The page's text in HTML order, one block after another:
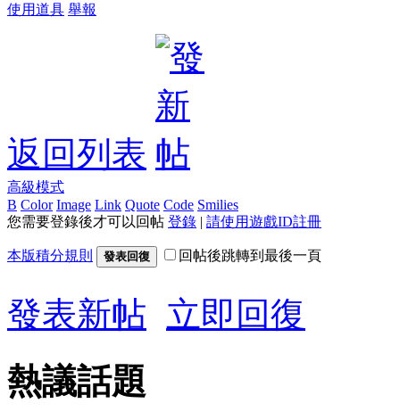
使用道具 舉報
返回列表
高級模式
B Color Image Link Quote Code Smilies
您需要登錄後才可以回帖 登錄 | 請使用遊戲ID註冊
本版積分規則 發表回復 回帖後跳轉到最後一頁
發表新帖 立即回復
熱議話題